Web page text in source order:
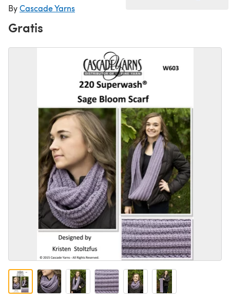
ByCascade Yarns
Gratis